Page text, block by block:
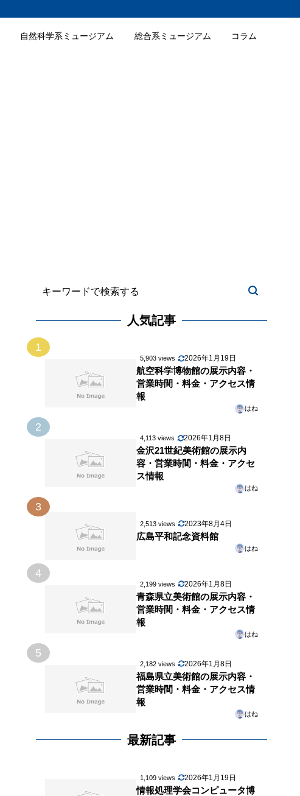
自然科学系ミュージアム 総合系ミュージアム コラム
人気記事
1
5,903 views 2026年1月19日
航空科学博物館の展示内容・
営業時間・料金・アクセス情
報
はね
2
4,113 views 2026年1月8日
金沢21世紀美術館の展示内
容・営業時間・料金・アクセ
ス情報
はね
3
2,513 views 2023年8月4日
広島平和記念資料館
はね
4
2,199 views 2026年1月8日
青森県立美術館の展示内容・
営業時間・料金・アクセス情
報
はね
5
2,182 views 2026年1月8日
福島県立美術館の展示内容・
営業時間・料金・アクセス情
報
はね
最新記事
1,109 views 2026年1月19日
情報処理学会コンピュータ博